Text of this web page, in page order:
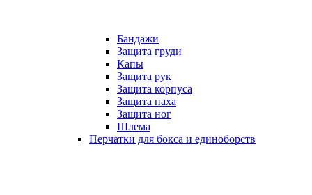
Бандажи
Защита груди
Капы
Защита рук
Защита корпуса
Защита паха
Защита ног
Шлема
Перчатки для бокса и единоборств